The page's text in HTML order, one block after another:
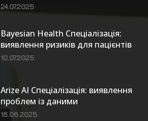
24.07.2025
Bayesian Health Спеціалізація:
виявлення ризиків для пацієнтів
10.07.2025
Arize AI Спеціалізація: виявлення
проблем із даними
16.06.2025